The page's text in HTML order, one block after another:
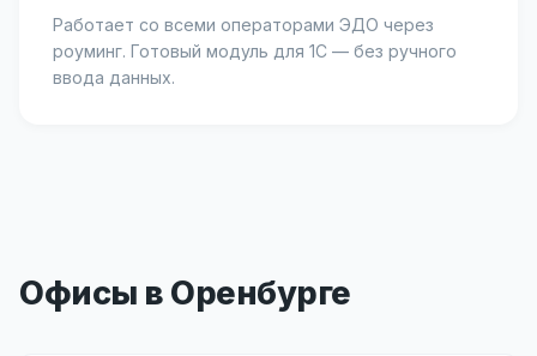
Работает со всеми операторами ЭДО через
роуминг. Готовый модуль для 1С — без ручного
ввода данных.
Офисы в Оренбурге